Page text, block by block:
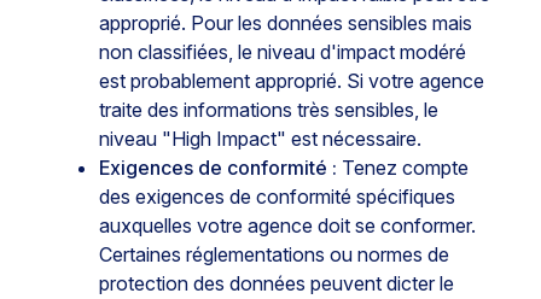
approprié. Pour les données sensibles mais
non classifiées, le niveau d'impact modéré
est probablement approprié. Si votre agence
traite des informations très sensibles, le
niveau "High Impact" est nécessaire.
Exigences de conformité : Tenez compte
des exigences de conformité spécifiques
auxquelles votre agence doit se conformer.
Certaines réglementations ou normes de
protection des données peuvent dicter le